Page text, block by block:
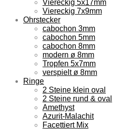
Viereckig 5x17mm
Viereckig 7x9mm
Ohrstecker
cabochon 3mm
cabochon 5mm
cabochon 8mm
modern ø 8mm
Tropfen 5x7mm
verspielt ø 8mm
Ringe
2 Steine klein oval
2 Steine rund & oval
Amethyst
Azurit-Malachit
Facettiert Mix